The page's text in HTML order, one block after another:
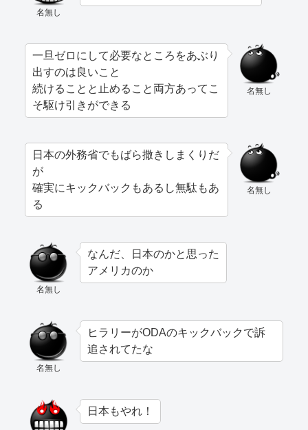
名無し
名無し
一旦ゼロにして必要なところをあぶり
出すのは良いこと
続けることと止めること両方あってこ
そ駆け引きができる
名無し
日本の外務省でもばら撒きしまくりだ
が
確実にキックバックもあるし無駄もあ
る
名無し
なんだ、日本のかと思った
アメリカのか
名無し
ヒラリーがODAのキックバックで訴
追されてたな
日本もやれ！